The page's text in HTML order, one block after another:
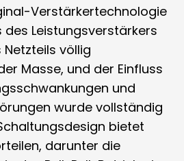
Verstärkertechnologie
des Leistungsverstärkers
völlig
Masse, und der Einfluss
und
wurde vollständig
bietet
darunter die